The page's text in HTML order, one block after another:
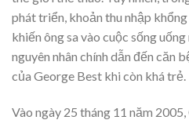
phát triển, khoản thu nhập
khiến ông sa vào cuộc sống
nguyên nhân chính dẫn đến căn
của George Best khi còn khá trẻ.
Vào ngày 25 tháng 11 năm